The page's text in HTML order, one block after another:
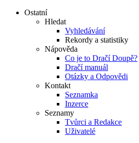
Ostatní
Hledat
Vyhledávání
Rekordy a statistiky
Nápověda
Co je to Dračí Doupě?
Dračí manuál
Otázky a Odpovědi
Kontakt
Seznamka
Inzerce
Seznamy
Tvůrci a Redakce
Uživatelé